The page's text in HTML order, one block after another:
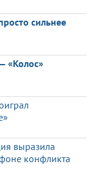
сильнее
«Колос»
выразила
конфликта